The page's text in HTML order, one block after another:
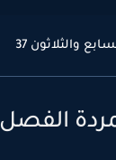
والثلاثون 37
الفصل